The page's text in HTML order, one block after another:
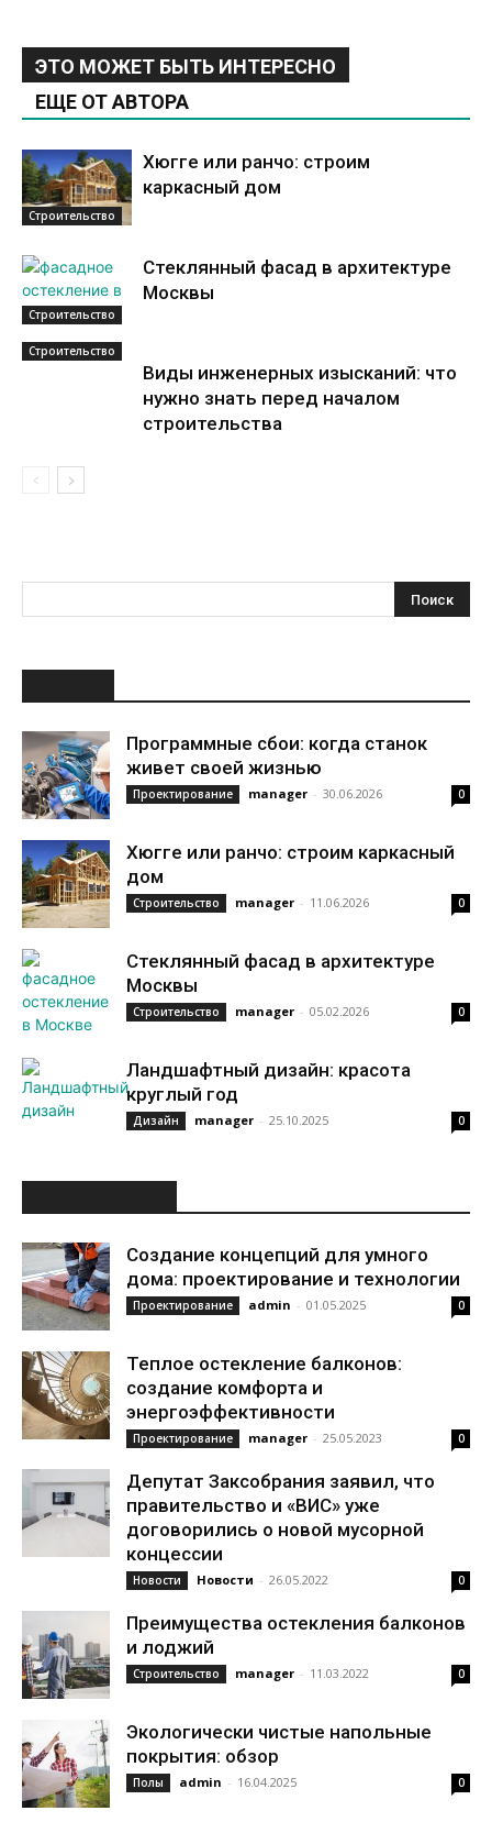
ЭТО МОЖЕТ БЫТЬ ИНТЕРЕСНО
ЕЩЕ ОТ АВТОРА
Строительство
Хюгге или ранчо: строим
каркасный дом
Строительство
Стеклянный фасад в архитектуре
Москвы
Строительство
Виды инженерных изысканий: что
нужно знать перед началом
строительства
Программные сбои: когда станок
живет своей жизнью
Проектирование manager - 30.06.2026 0
Хюгге или ранчо: строим каркасный
дом
Строительство manager - 11.06.2026 0
Стеклянный фасад в архитектуре
Москвы
Строительство manager - 05.02.2026 0
Ландшафтный дизайн: красота
круглый год
Дизайн manager - 25.10.2025 0
Создание концепций для умного
дома: проектирование и технологии
Проектирование admin - 01.05.2025 0
Теплое остекление балконов:
создание комфорта и
энергоэффективности
Проектирование manager - 25.05.2023 0
Депутат Заксобрания заявил, что
правительство и «ВИС» уже
договорились о новой мусорной
концессии
Новости Новости - 26.05.2022 0
Преимущества остекления балконов
и лоджий
Строительство manager - 11.03.2022 0
Экологически чистые напольные
покрытия: обзор
Полы admin - 16.04.2025 0